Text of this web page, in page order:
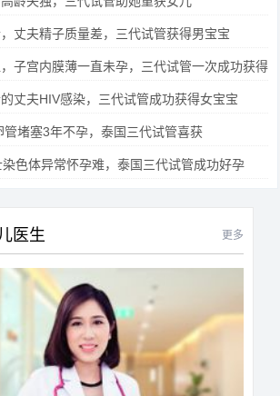
丈夫精子质量差，三代试管获得男宝宝
子宫内膜薄一直未孕，三代试管一次成功获得
丈夫HIV感染，三代试管成功获得女宝宝
管堵塞3年不孕，泰国三代试管喜获
色体异常怀孕难，泰国三代试管成功好孕
医生 更多